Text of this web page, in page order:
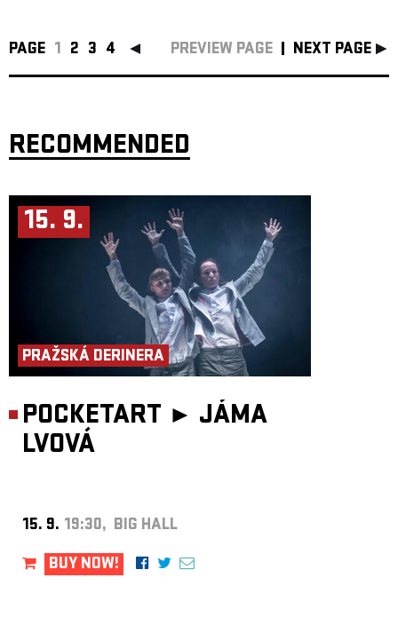
PAGE 1 2 3 4 PREVIEW PAGE NEXT PAGE
RECOMMENDED
15. 9.
PRAŽSKÁ DERINERA
POCKETART ► JÁMA
LVOVÁ
15. 9. 19:30, BIG HALL
BUY NOW!